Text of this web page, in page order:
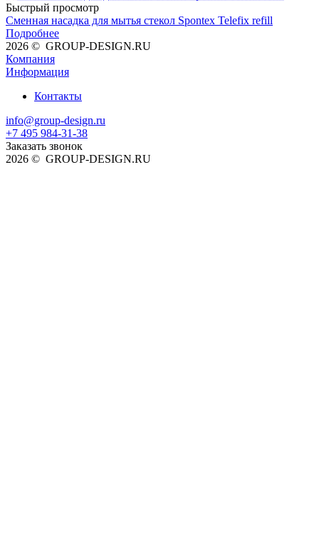
Быстрый просмотр
Сменная насадка для мытья стекол Spontex Telefix refill
Подробнее
2026 © GROUP-DESIGN.RU
Компания
Информация
Контакты
info@group-design.ru
+7 495 984-31-38
Заказать звонок
2026 © GROUP-DESIGN.RU